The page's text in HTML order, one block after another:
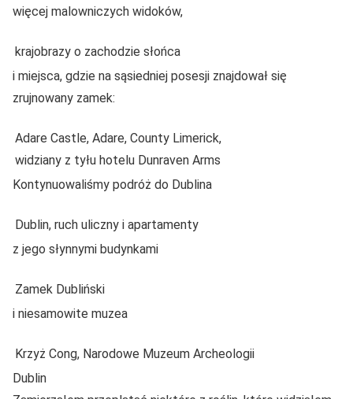
więcej malowniczych widoków,
krajobrazy o zachodzie słońca
i miejsca, gdzie na sąsiedniej posesji znajdował się
zrujnowany zamek:
Adare Castle, Adare, County Limerick,
widziany z tyłu hotelu Dunraven Arms
Kontynuowaliśmy podróż do Dublina
Dublin, ruch uliczny i apartamenty
z jego słynnymi budynkami
Zamek Dubliński
i niesamowite muzea
Krzyż Cong, Narodowe Muzeum Archeologii
Dublin